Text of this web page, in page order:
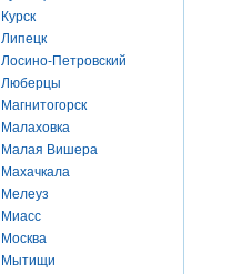
Курск
Липецк
Лосино-Петровский
Люберцы
Магнитогорск
Малаховка
Малая Вишера
Махачкала
Мелеуз
Миасс
Москва
Мытищи